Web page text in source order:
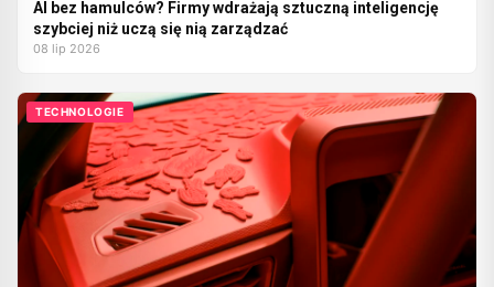
AI bez hamulców? Firmy wdrażają sztuczną inteligencję
szybciej niż uczą się nią zarządzać
08 lip 2026
TECHNOLOGIE